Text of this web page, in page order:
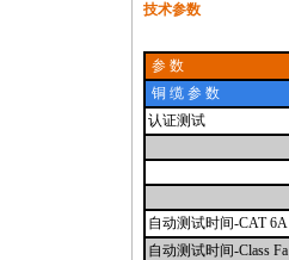
技术参数
参 数
铜 缆 参 数
认证测试
自动测试时间-CAT 6A
自动测试时间-Class Fa